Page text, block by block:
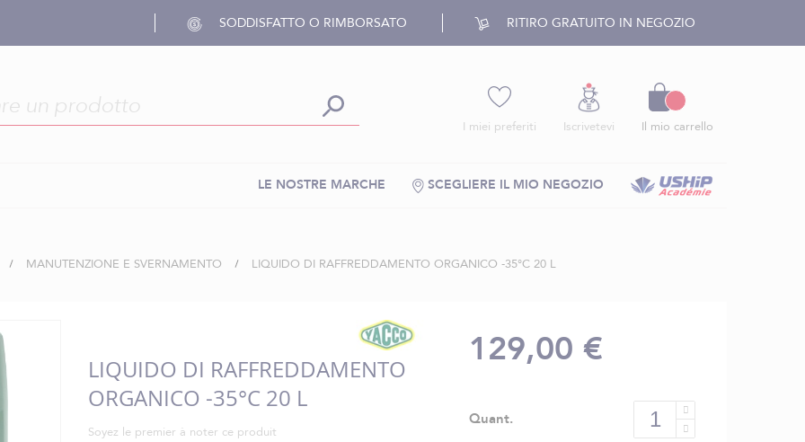
SODDISFATTO O RIMBORSATO RITIRO GRATUITO IN NEGOZIO
I miei preferiti Iscrivetevi Il mio carrello
SCEGLIERE IL MIO NEGOZIO
LE NOSTRE MARCHE
MANUTENZIONE E SVERNAMENTO LIQUIDO DI RAFFREDDAMENTO ORGANICO -35°C 20 L
LIQUIDO DI RAFFREDDAMENTO
ORGANICO -35°C 20 L
Soyez le premier à noter ce produit
129,00 €
Quant.